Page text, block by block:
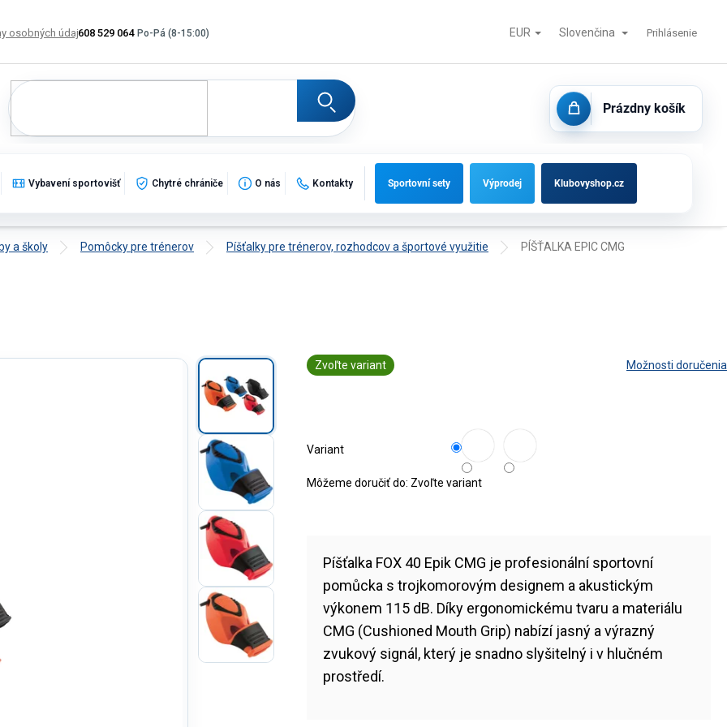
608 529 064
osobných údajov Výmena, vrátenie a reklamácia tovaru Futbalové bránky, striedačky a vybavenie ihrísk Kontakty
EUR Slovenčina Prihlásenie
NÁKUPNÝ
KOŠÍK
Prázdny košík
Vybavení sportovišť Chytré chrániče O nás Kontakty Sportovní sety Výprodej Klubovyshop.cz
a školy Pomôcky pre trénerov Píšťalky pre trénerov, rozhodcov a športové využitie PÍŠŤALKA EPIC CMG
Zvoľte variant
Variant
Môžeme doručiť do: Zvoľte variant
Možnosti doručenia
Píšťalka FOX 40 Epik CMG je profesionální sportovní
pomůcka s trojkomorovým designem a akustickým
výkonem 115 dB. Díky ergonomickému tvaru a materiálu
CMG (Cushioned Mouth Grip) nabízí jasný a výrazný
zvukový signál, který je snadno slyšitelný i v hlučném
prostředí.